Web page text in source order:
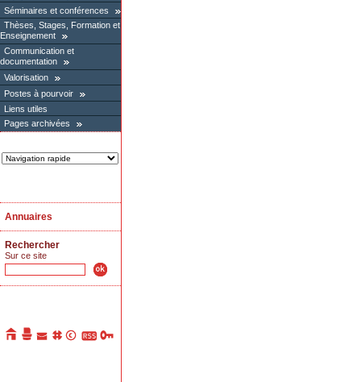
Séminaires et conférences
Thèses, Stages, Formation et
Enseignement
Communication et
documentation
Valorisation
Postes à pourvoir
Liens utiles
Pages archivées
Annuaires
Rechercher
Sur ce site